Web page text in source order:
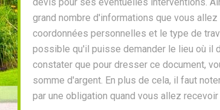
grand nombre d'informations que vous
coordonnées personnelles et le type de
possible qu'il puisse demander le lieu où il
constater que pour dresser ce document,
somme d'argent. En plus de cela, il faut
par une obligation quand vous allez